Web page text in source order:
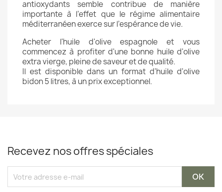
antioxydants semble contribue de manière
importante à l’effet que le régime alimentaire
méditerranéen exerce sur l’espérance de vie.
Acheter l'huile d'olive espagnole et vous
commencez à profiter d'une bonne huile d'olive
extra vierge, pleine de saveur et de qualité.
Il est disponible dans un format d'huile d'olive
bidon 5 litres, à un prix exceptionnel.
Recevez nos offres spéciales